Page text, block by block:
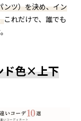
ンツ）を決め、イン
これだけで、誰でも
ド色×上下